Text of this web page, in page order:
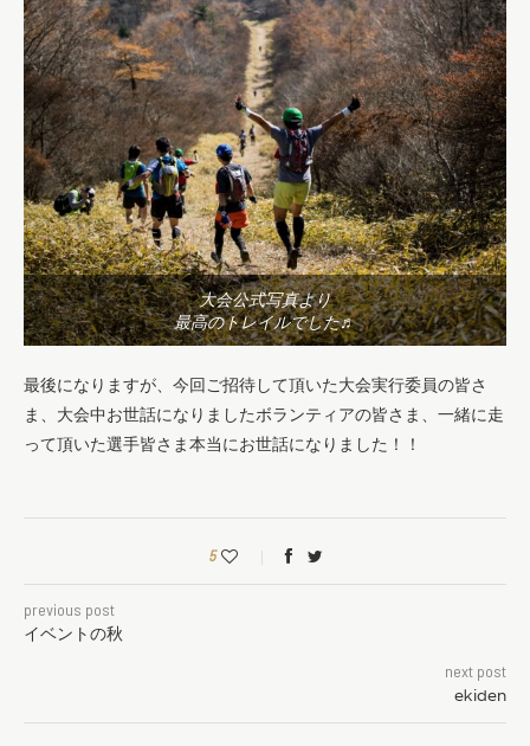
大会公式写真より
最高のトレイルでした♬
最後になりますが、今回ご招待して頂いた大会実行委員の皆さ
ま、大会中お世話になりましたボランティアの皆さま、一緒に走
って頂いた選手皆さま本当にお世話になりました！！
5
previous post
イベントの秋
next post
ekiden